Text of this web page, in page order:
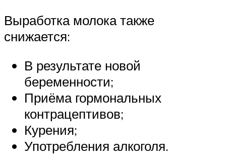
Выработка молока также
снижается:
В результате новой
беременности;
Приёма гормональных
контрацептивов;
Курения;
Употребления алкоголя.